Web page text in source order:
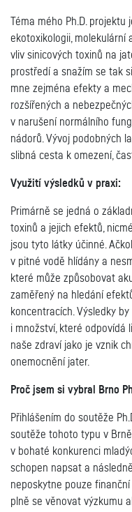
Téma mého Ph.D.
ekotoxikologii, molekulární
vliv sinicových toxinů na
prostředí a snažím se tak
mne zejména efekty a
rozšířených a
v narušení normálního
nádorů. Vývoj podobných
slibná cesta k omezení,
Využití výsledků v praxi:
Primárně se jedná o
toxinů a jejich efektů,
jsou tyto látky účinné.
v pitné vodě hlídány a
které může způsobovat
zaměřený na hledání
koncentracích. Výsledky
i množství, které odpovídá
naše zdraví jako je vznik
onemocnění jater.
Proč jsem si vybral Brno
Přihlášením do soutěže
soutěže tohoto typu v
v bohaté konkurenci
schopen napsat a
neposkytne pouze
plně se věnovat výzkumu